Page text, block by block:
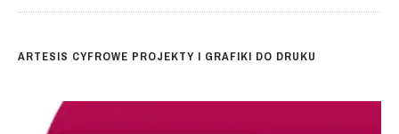
ARTESIS CYFROWE PROJEKTY I GRAFIKI DO DRUKU